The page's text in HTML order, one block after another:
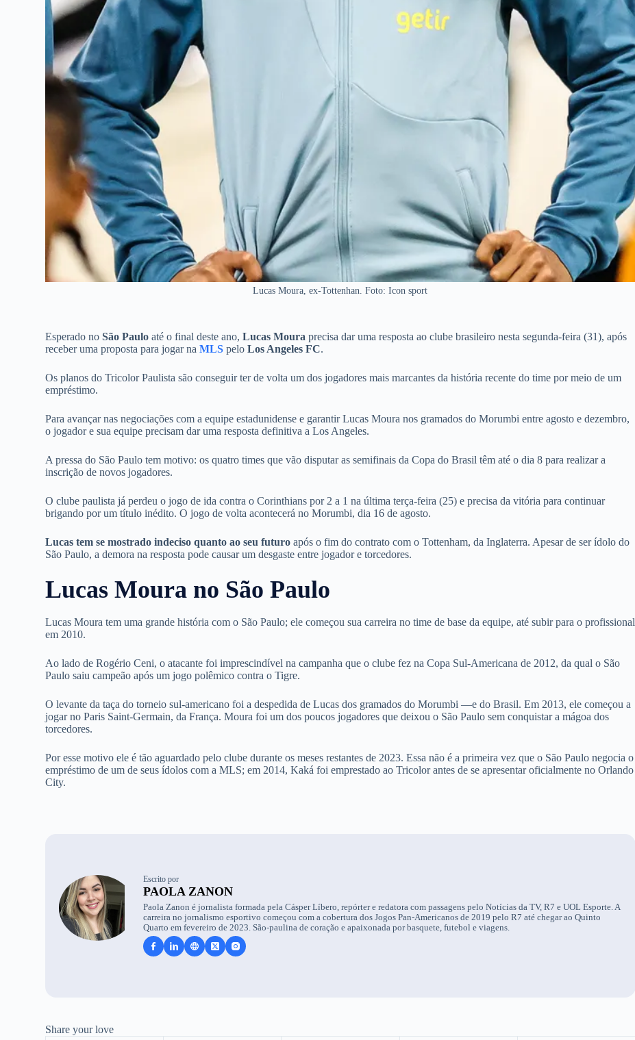
Lucas Moura, ex-Tottenhan. Foto: Icon sport
Esperado noSão Paulo até o final deste ano,Lucas Moura precisa dar uma resposta ao clube brasileiro nesta segunda-feira (31), após
receber uma proposta para jogar naMLS peloLos Angeles FC.
Os planos do Tricolor Paulista são conseguir ter de volta um dos jogadores mais marcantes da história recente do time por meio de um
empréstimo.
Para avançar nas negociações com a equipe estadunidense e garantir Lucas Moura nos gramados do Morumbi entre agosto e dezembro,
o jogador e sua equipe precisam dar uma resposta definitiva a Los Angeles.
A pressa do São Paulo tem motivo: os quatro times que vão disputar as semifinais da Copa do Brasil têm até o dia 8 para realizar a
inscrição de novos jogadores.
O clube paulista já perdeu o jogo de ida contra o Corinthians por 2 a 1 na última terça-feira (25) e precisa da vitória para continuar
brigando por um título inédito. O jogo de volta acontecerá no Morumbi, dia 16 de agosto.
Lucas tem se mostrado indeciso quanto ao seu futuro após o fim do contrato com o Tottenham, da Inglaterra. Apesar de ser ídolo do
São Paulo, a demora na resposta pode causar um desgaste entre jogador e torcedores.
Lucas Moura no São Paulo
Lucas Moura tem uma grande história com o São Paulo; ele começou sua carreira no time de base da equipe, até subir para o profissional
em 2010.
Ao lado de Rogério Ceni, o atacante foi imprescindível na campanha que o clube fez na Copa Sul-Americana de 2012, da qual o São
Paulo saiu campeão após um jogo polêmico contra o Tigre.
O levante da taça do torneio sul-americano foi a despedida de Lucas dos gramados do Morumbi —e do Brasil. Em 2013, ele começou a
jogar no Paris Saint-Germain, da França. Moura foi um dos poucos jogadores que deixou o São Paulo sem conquistar a mágoa dos
torcedores.
Por esse motivo ele é tão aguardado pelo clube durante os meses restantes de 2023. Essa não é a primeira vez que o São Paulo negocia o
empréstimo de um de seus ídolos com a MLS; em 2014, Kaká foi emprestado ao Tricolor antes de se apresentar oficialmente no Orlando
City.
Escrito por
PAOLA ZANON
Paola Zanon é jornalista formada pela Cásper Líbero, repórter e redatora com passagens pelo Notícias da TV, R7 e UOL Esporte. A
carreira no jornalismo esportivo começou com a cobertura dos Jogos Pan-Americanos de 2019 pelo R7 até chegar ao Quinto
Quarto em fevereiro de 2023. São-paulina de coração e apaixonada por basquete, futebol e viagens.
Share your love